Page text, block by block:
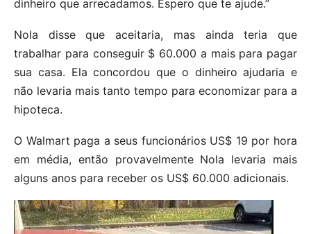
dinheiro que arrecadamos. Espero que te ajude.”
Nola disse que aceitaria, mas ainda teria que
trabalhar para conseguir $ 60.000 a mais para pagar
sua casa. Ela concordou que o dinheiro ajudaria e
não levaria mais tanto tempo para economizar para a
hipoteca.
O Walmart paga a seus funcionários US$ 19 por hora
em média, então provavelmente Nola levaria mais
alguns anos para receber os US$ 60.000 adicionais.